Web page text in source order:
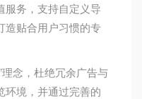
服务，支持自定义导
造贴合用户习惯的专
念，杜绝冗余广告与
环境，并通过完善的